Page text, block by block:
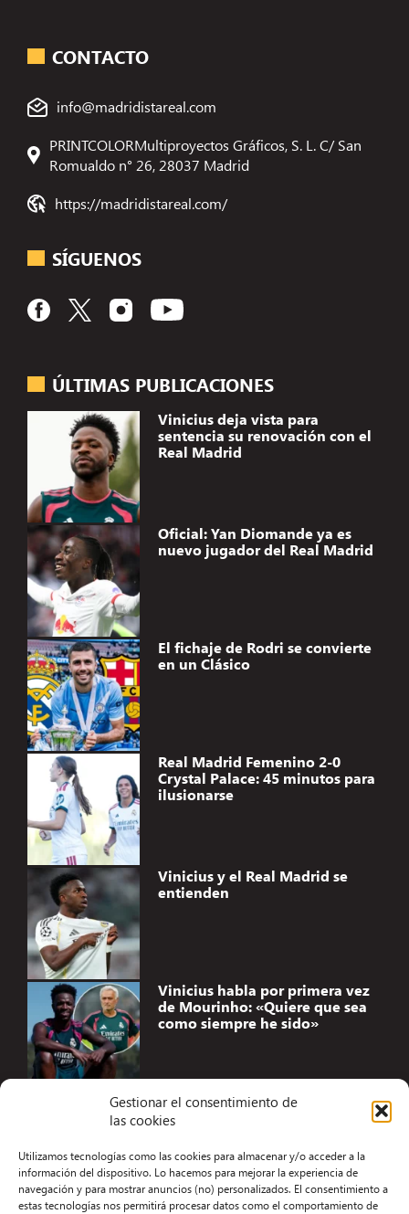
Gestionar el consentimiento de
las cookies
Utilizamos tecnologías como las cookies para almacenar y/o acceder a la
información del dispositivo. Lo hacemos para mejorar la experiencia de
navegación y para mostrar anuncios (no) personalizados. El consentimiento a
estas tecnologías nos permitirá procesar datos como el comportamiento de
ÚLTIMAS PUBLICACIONES
Vinicius deja vista para
sentencia su renovación con el
Real Madrid
Oficial: Yan Diomande ya es
nuevo jugador del Real Madrid
El fichaje de Rodri se convierte
en un Clásico
Real Madrid Femenino 2-0
Crystal Palace: 45 minutos para
ilusionarse
Vinicius y el Real Madrid se
entienden
Vinicius habla por primera vez
de Mourinho: «Quiere que sea
como siempre he sido»
CONTACTO
info@madridistareal.com
PRINTCOLORMultiproyectos Gráficos, S. L. C/ San
Romualdo n° 26, 28037 Madrid
https://madridistareal.com/
SÍGUENOS
Aviso Legal
Términos y condiciones